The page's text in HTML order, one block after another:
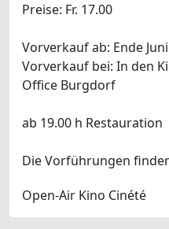
Preise: Fr. 17.00
Vorverkauf ab: Ende Juni
Vorverkauf bei: In den
Office Burgdorf
ab 19.00 h Restauration
Die Vorführungen
Open-Air Kino Cinété